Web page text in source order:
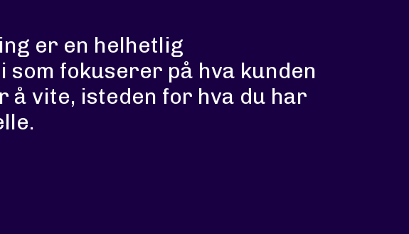
er en helhetlig
fokuserer på hva kunden
å vite, isteden for hva du har